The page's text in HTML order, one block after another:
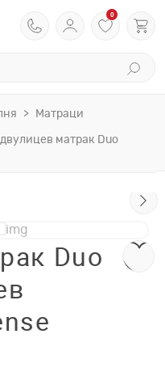
0
Матраци
матрак Duo
Duo